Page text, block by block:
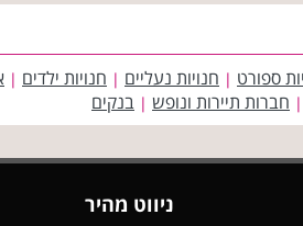
ספורט | חנויות נעליים | חנויות ילדים |
| חברות תיירות ונופש | בנקים
ניווט מהיר